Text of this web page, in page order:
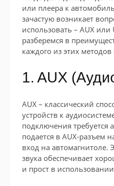
или плеера к
зачастую возникает
использовать – AUX или
разберемся в
каждого из этих
1. AUX
АUX – классический
устройств к
подключения требуется
подается в AUX-разъем
вход на автомагнитоле.
звука обеспечивает
и прост в